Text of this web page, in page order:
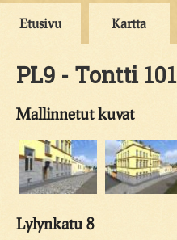
Etusivu Kartta
PL9 - Tontti 101
Mallinnetut kuvat
Lylynkatu 8